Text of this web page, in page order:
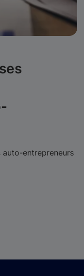
auto-entrepreneurs